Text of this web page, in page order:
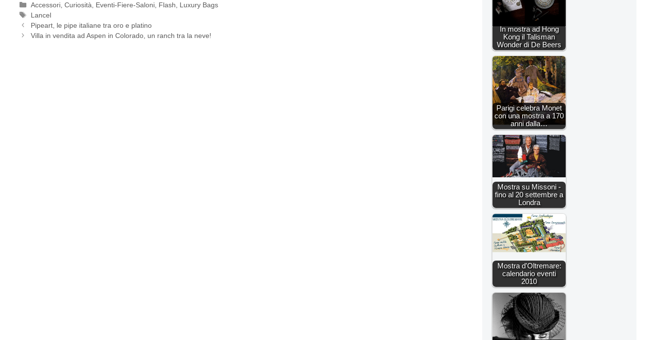
Categorie
Accessori ,Curiosità Eventi-Fiere-Saloni Flash
Luxury Bags
Tag
Lancel
Pipeart, le pipe italiane tra oro e platino
Villa in vendita ad Aspen in Colorado, un ranch tra la neve!
In mostra ad Hong
Kong il Talisman
Wonder di De Beers
Parigi celebra Monet
con una mostra a 170
anni dalla…
Mostra su Missoni -
fino al 20 settembre a
Londra
Mostra d'Oltremare:
calendario eventi
2010